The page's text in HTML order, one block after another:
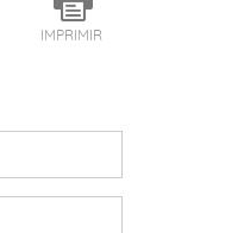
IMPRIMIR